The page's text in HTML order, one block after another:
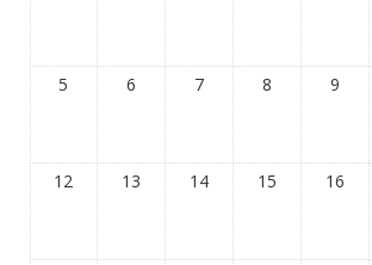
5 6 7 8 9
12 13 14 15 16